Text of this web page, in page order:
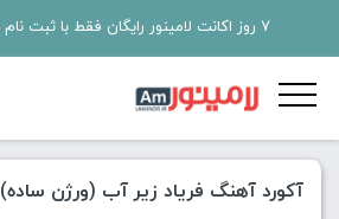
7 روز اکانت لامینور رایگان فقط با ثبت نام در سایت
آکورد آهنگ فریاد زیر آب (ورژن ساده)